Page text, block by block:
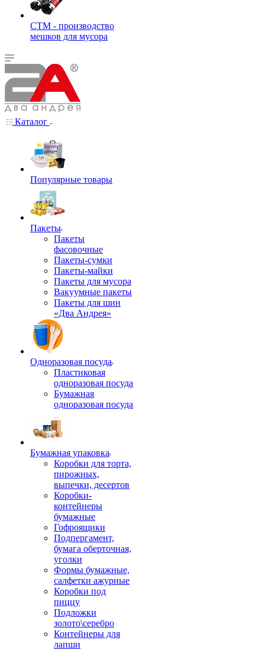
СТМ - производство
мешков для мусора
Каталог
Популярные товары
Пакеты
Пакеты
фасовочные
Пакеты-сумки
Пакеты-майки
Пакеты для мусора
Вакуумные пакеты
Пакеты для шин
«Два Андрея»
Одноразовая посуда
Пластиковая
одноразовая посуда
Бумажная
одноразовая посуда
Бумажная упаковка
Коробки для торта,
пирожных,
выпечки, десертов
Коробки-
контейнеры
бумажные
Гофроящики
Подпергамент,
бумага оберточная,
уголки
Формы бумажные,
салфетки ажурные
Коробки под
пиццу
Подложки
золото\серебро
Контейнеры для
лапши